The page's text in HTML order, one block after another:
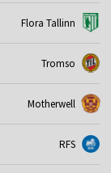
Flora Tallinn
Tromso
Motherwell
RFS